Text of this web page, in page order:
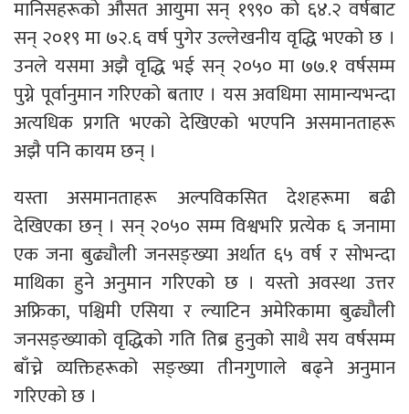
मानिसहरूको औसत आयुमा सन् १९९० को ६४.२ वर्षबाट
सन् २०१९ मा ७२.६ वर्ष पुगेर उल्लेखनीय वृद्धि भएको छ ।
उनले यसमा अझै वृद्धि भई सन् २०५० मा ७७.१ वर्षसम्म
पुग्ने पूर्वानुमान गरिएको बताए । यस अवधिमा सामान्यभन्दा
अत्यधिक प्रगति भएको देखिएको भएपनि असमानताहरू
अझै पनि कायम छन् ।
यस्ता असमानताहरू अल्पविकसित देशहरूमा बढी
देखिएका छन् । सन् २०५० सम्म विश्वभरि प्रत्येक ६ जनामा
एक जना बुढ्यौली जनसङ्ख्या अर्थात ६५ वर्ष र सोभन्दा
माथिका हुने अनुमान गरिएको छ । यस्तो अवस्था उत्तर
अफ्रिका, पश्चिमी एसिया र ल्याटिन अमेरिकामा बुढ्यौली
जनसङ्ख्याको वृद्धिको गति तिब्र हुनुको साथै सय वर्षसम्म
बाँच्ने व्यक्तिहरूको सङ्ख्या तीनगुणाले बढ्ने अनुमान
गरिएको छ ।